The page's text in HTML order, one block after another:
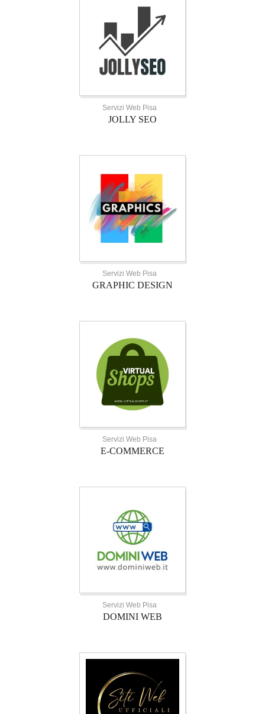
Servizi Web Pisa
JOLLY SEO
Servizi Web Pisa
GRAPHIC DESIGN
Servizi Web Pisa
E-COMMERCE
Servizi Web Pisa
DOMINI WEB